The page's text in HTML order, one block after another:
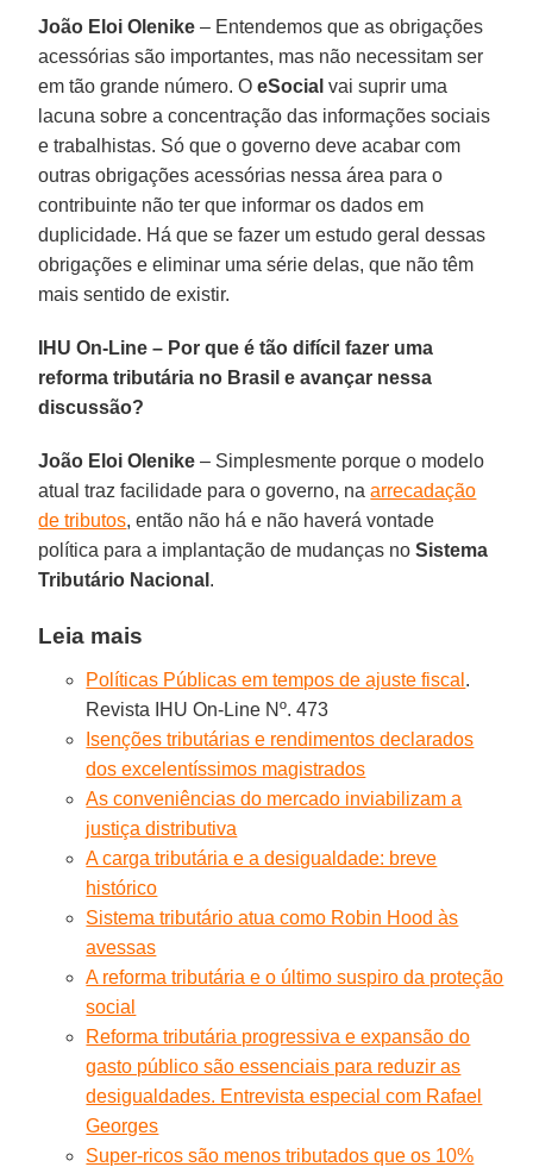
João Eloi Olenike – Entendemos que as obrigações
acessórias são importantes, mas não necessitam ser
em tão grande número. OeSocial vai suprir uma
lacuna sobre a concentração das informações sociais
e trabalhistas. Só que o governo deve acabar com
outras obrigações acessórias nessa área para o
contribuinte não ter que informar os dados em
duplicidade. Há que se fazer um estudo geral dessas
obrigações e eliminar uma série delas, que não têm
mais sentido de existir.
IHU On-Line – Por que é tão difícil fazer uma
reforma tributária no Brasil e avançar nessa
discussão?
João Eloi Olenike – Simplesmente porque o modelo
atual traz facilidade para o governo, naarrecadação
de tributos, então não há e não haverá vontade
política para a implantação de mudanças noSistema
Tributário Nacional .
Leia mais
Políticas Públicas em tempos de ajuste fiscal .
Revista IHU On-Line Nº. 473
Isenções tributárias e rendimentos declarados
dos excelentíssimos magistrados
As conveniências do mercado inviabilizam a
justiça distributiva
A carga tributária e a desigualdade: breve
histórico
Sistema tributário atua como Robin Hood às
avessas
A reforma tributária e o último suspiro da proteção
social
Reforma tributária progressiva e expansão do
gasto público são essenciais para reduzir as
desigualdades. Entrevista especial com Rafael
Georges
Super-ricos são menos tributados que os 10%